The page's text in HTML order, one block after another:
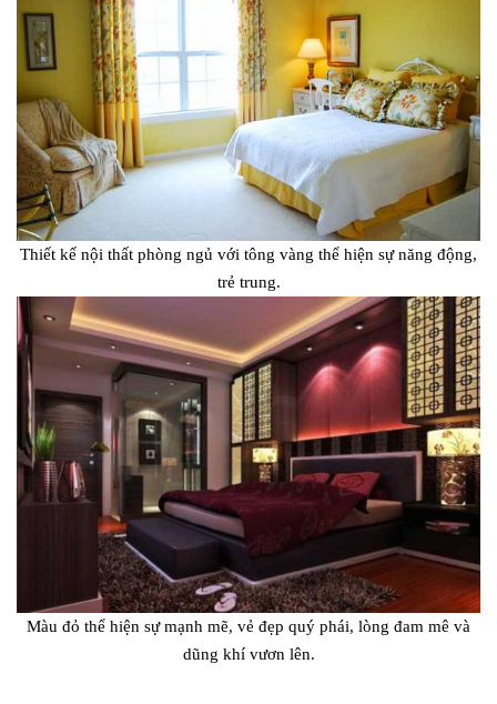
Thiết kế nội thất phòng ngủ với tông vàng thể hiện sự năng động,
trẻ trung.
Màu đỏ thể hiện sự mạnh mẽ, vẻ đẹp quý phái, lòng đam mê và
dũng khí vươn lên.